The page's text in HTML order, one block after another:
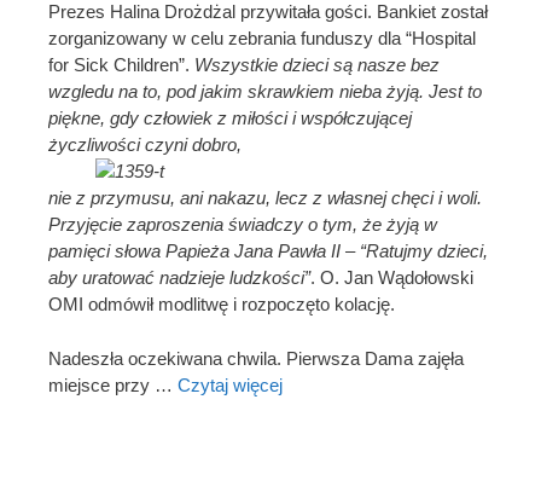
Prezes Halina Drożdżal przywitała gości. Bankiet został
zorganizowany w celu zebrania funduszy dla “Hospital
for Sick Children”. Wszystkie dzieci są nasze bez
wzgledu na to, pod jakim skrawkiem nieba żyją. Jest to
piękne, gdy człowiek z miłości i współczującej
życzliwości czyni dobro,
nie z przymusu, ani nakazu, lecz z własnej chęci i woli.
Przyjęcie zaproszenia świadczy o tym, że żyją w
pamięci słowa Papieża Jana Pawła II – “Ratujmy dzieci,
aby uratować nadzieje ludzkości”. O. Jan Wądołowski
OMI odmówił modlitwę i rozpoczęto kolację.
Nadeszła oczekiwana chwila. Pierwsza Dama zajęła
miejsce przy … Czytaj więcej